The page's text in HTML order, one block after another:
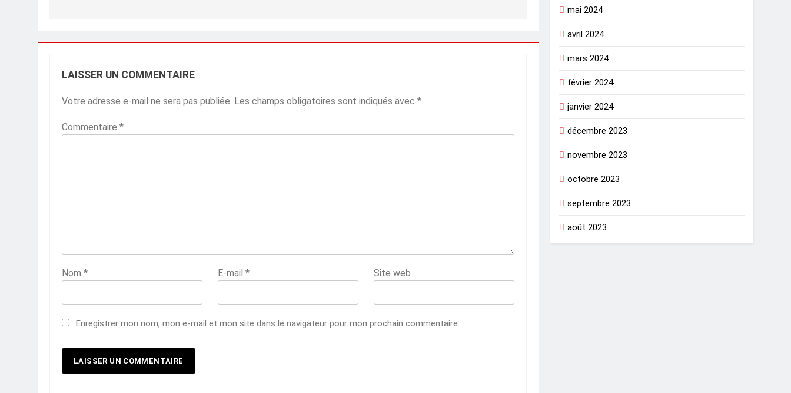
LAISSER UN COMMENTAIRE
Votre adresse e-mail ne sera pas publiée. Les champs obligatoires sont indiqués avec *
Commentaire *
Nom * E-mail* Site web
Enregistrer mon nom, mon e-mail et mon site dans le navigateur pour mon prochain commentaire.
mai 2024
avril 2024
mars 2024
février 2024
janvier 2024
décembre 2023
novembre 2023
octobre 2023
septembre 2023
août 2023